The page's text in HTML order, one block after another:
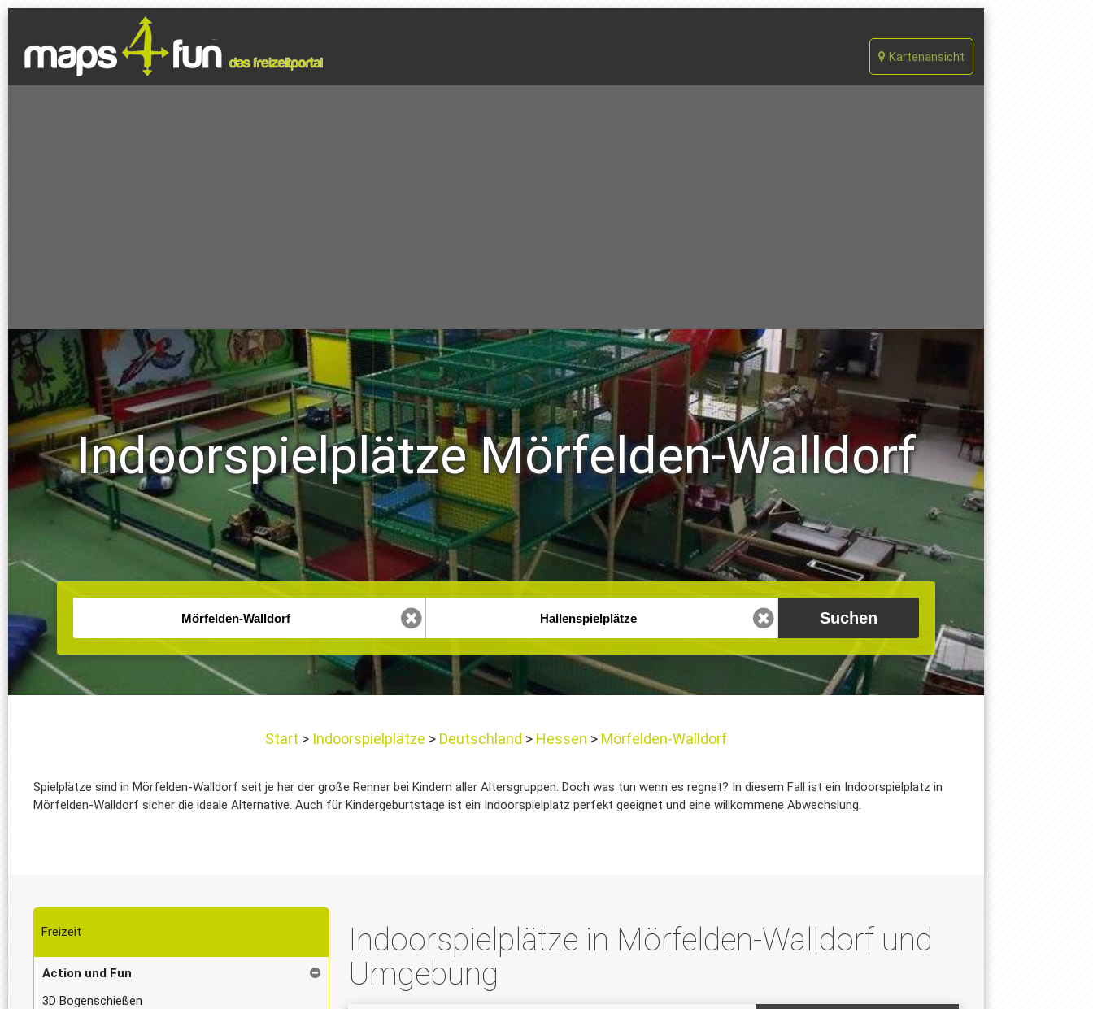
Kartenansicht
Indoorspielplätze Mörfelden-Walldorf
Start Indoorspielplätze Deutschland Hessen Mörfelden-Walldorf
Spielplätze sind in Mörfelden-Walldorf seit je her der große Renner bei Kindern aller Altersgruppen. Doch was tun wenn es regnet? In diesem Fall ist ein Indoorspielplatz in
Mörfelden-Walldorf sicher die ideale Alternative. Auch für Kindergeburtstage ist ein Indoorspielplatz perfekt geeignet und eine willkommene Abwechslung.
Freizeit
Action und Fun
3D Bogenschießen
Indoorspielplätze in Mörfelden-Walldorf und
Umgebung